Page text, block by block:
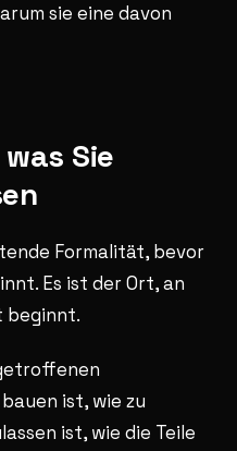
sie eine davon
Sie
Formalität, bevor
Es ist der Ort, an
beginnt.
ist, wie zu
ist, wie die Teile